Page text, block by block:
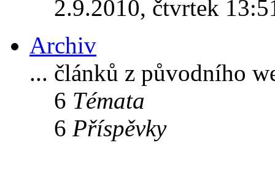
2.9.2010, čtvrtek
Archiv
... článků z původního
6 Témata
6 Příspěvky